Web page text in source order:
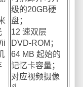
级的20GB硬
盘；
12 速双层
DVD-ROM；
64 MB 起始的
记忆卡容量；
对应视频摄像